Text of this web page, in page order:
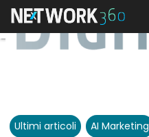
Ultimi articoli AI Marketing